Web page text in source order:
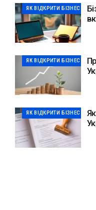
ЯК ВІДКРИТИ БІЗНЕС
ЯК ВІДКРИТИ БІЗНЕС
ЯК ВІДКРИТИ БІЗНЕС